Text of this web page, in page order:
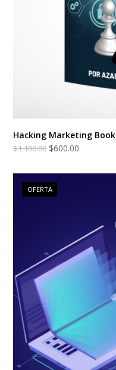
Hacking Marketing Book
$1,100.00 $600.00
OFERTA